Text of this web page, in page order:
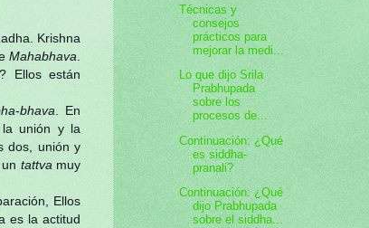
Krishna
Mahabhava
Ellos están
-bhava . En
la unión y la
dos, unión y
tattva muy
Ellos
es la actitud
Técnicas y
consejos
prácticos para
mejorar la medi...
Lo que dijo Srila
Prabhupada
sobre los
procesos de...
Continuación: ¿Qué
es siddha-
pranali?
Continuación: ¿Qué
dijo Prabhupada
sobre el siddha...